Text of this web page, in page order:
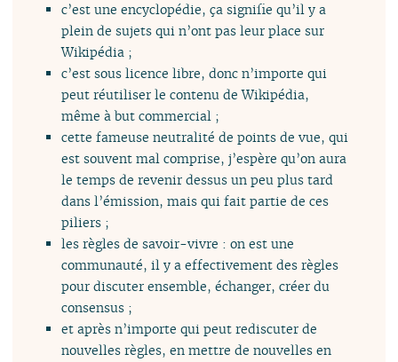
c’est une encyclopédie, ça signifie qu’il y a
plein de sujets qui n’ont pas leur place sur
Wikipédia ;
c’est sous licence libre, donc n’importe qui
peut réutiliser le contenu de Wikipédia,
même à but commercial ;
cette fameuse neutralité de points de vue, qui
est souvent mal comprise, j’espère qu’on aura
le temps de revenir dessus un peu plus tard
dans l’émission, mais qui fait partie de ces
piliers ;
les règles de savoir-vivre : on est une
communauté, il y a effectivement des règles
pour discuter ensemble, échanger, créer du
consensus ;
et après n’importe qui peut rediscuter de
nouvelles règles, en mettre de nouvelles en